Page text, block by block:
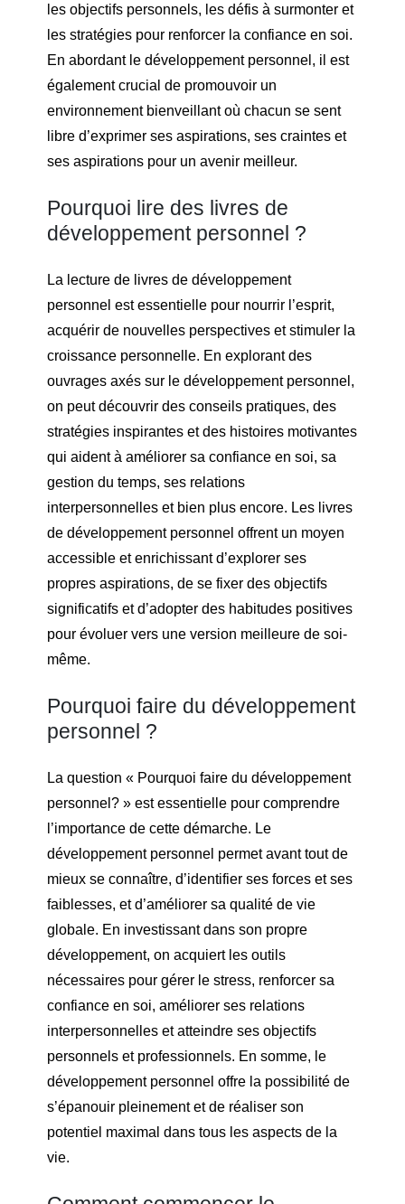
les objectifs personnels, les défis à surmonter et
les stratégies pour renforcer la confiance en soi.
En abordant le développement personnel, il est
également crucial de promouvoir un
environnement bienveillant où chacun se sent
libre d’exprimer ses aspirations, ses craintes et
ses aspirations pour un avenir meilleur.
Pourquoi lire des livres de
développement personnel ?
La lecture de livres de développement
personnel est essentielle pour nourrir l’esprit,
acquérir de nouvelles perspectives et stimuler la
croissance personnelle. En explorant des
ouvrages axés sur le développement personnel,
on peut découvrir des conseils pratiques, des
stratégies inspirantes et des histoires motivantes
qui aident à améliorer sa confiance en soi, sa
gestion du temps, ses relations
interpersonnelles et bien plus encore. Les livres
de développement personnel offrent un moyen
accessible et enrichissant d’explorer ses
propres aspirations, de se fixer des objectifs
significatifs et d’adopter des habitudes positives
pour évoluer vers une version meilleure de soi-
même.
Pourquoi faire du développement
personnel ?
La question « Pourquoi faire du développement
personnel? » est essentielle pour comprendre
l’importance de cette démarche. Le
développement personnel permet avant tout de
mieux se connaître, d’identifier ses forces et ses
faiblesses, et d’améliorer sa qualité de vie
globale. En investissant dans son propre
développement, on acquiert les outils
nécessaires pour gérer le stress, renforcer sa
confiance en soi, améliorer ses relations
interpersonnelles et atteindre ses objectifs
personnels et professionnels. En somme, le
développement personnel offre la possibilité de
s’épanouir pleinement et de réaliser son
potentiel maximal dans tous les aspects de la
vie.